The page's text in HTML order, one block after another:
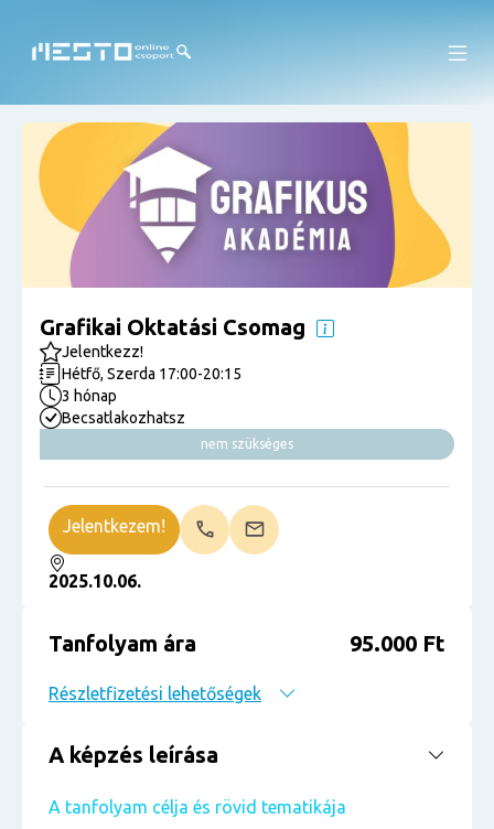
Grafikai Oktatási Csomag
Jelentkezz!
Hétfő, Szerda 17:00-20:15
3 hónap
Becsatlakozhatsz
nem szükséges
2025.10.06.
Jelentkezem!
Tanfolyam ára 95.000 Ft
Részletfizetési lehetőségek
A képzés leírása
A tanfolyam célja és rövid tematikája